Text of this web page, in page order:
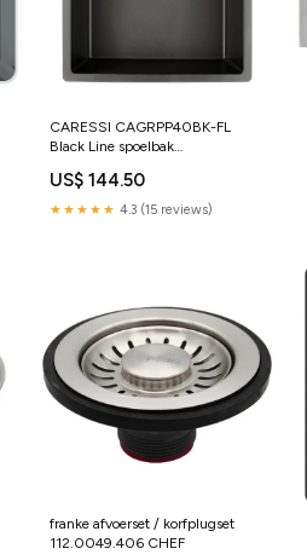
CARESSI CAGRPP40BK-FL
Black Line spoelbak
Quooker Onderdelen
US$ 144.50
★★★★★ 4.3 (15 reviews)
franke afvoerset / korfplugset
112.0049.406 CHEF